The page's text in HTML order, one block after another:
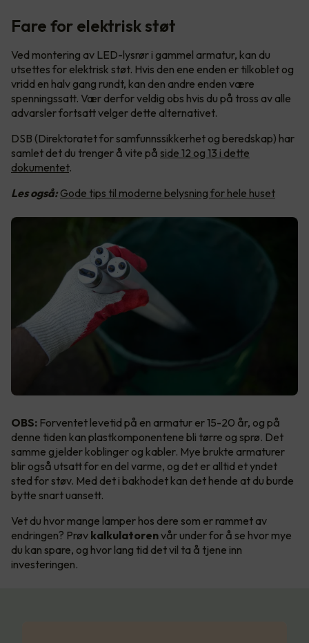
Fare for elektrisk støt
Ved montering av LED-lysrør i gammel armatur, kan du
utsettes for elektrisk støt. Hvis den ene enden er tilkoblet og
vridd en halv gang rundt, kan den andre enden være
spenningssatt. Vær derfor veldig obs hvis du på tross av alle
advarsler fortsatt velger dette alternativet.
DSB (Direktoratet for samfunnssikkerhet og beredskap) har
samlet det du trenger å vite på side 12 og 13 i dette
dokumentet.
Les også: Gode tips til moderne belysning for hele huset
OBS: Forventet levetid på en armatur er 15-20 år, og på
denne tiden kan plastkomponentene bli tørre og sprø. Det
samme gjelder koblinger og kabler. Mye brukte armaturer
blir også utsatt for en del varme, og det er alltid et yndet
sted for støv. Med det i bakhodet kan det hende at du burde
bytte snart uansett.
Vet du hvor mange lamper hos dere som er rammet av
endringen? Prøv kalkulatorenvår under for å se hvor mye
du kan spare, og hvor lang tid det vil ta å tjene inn
investeringen.